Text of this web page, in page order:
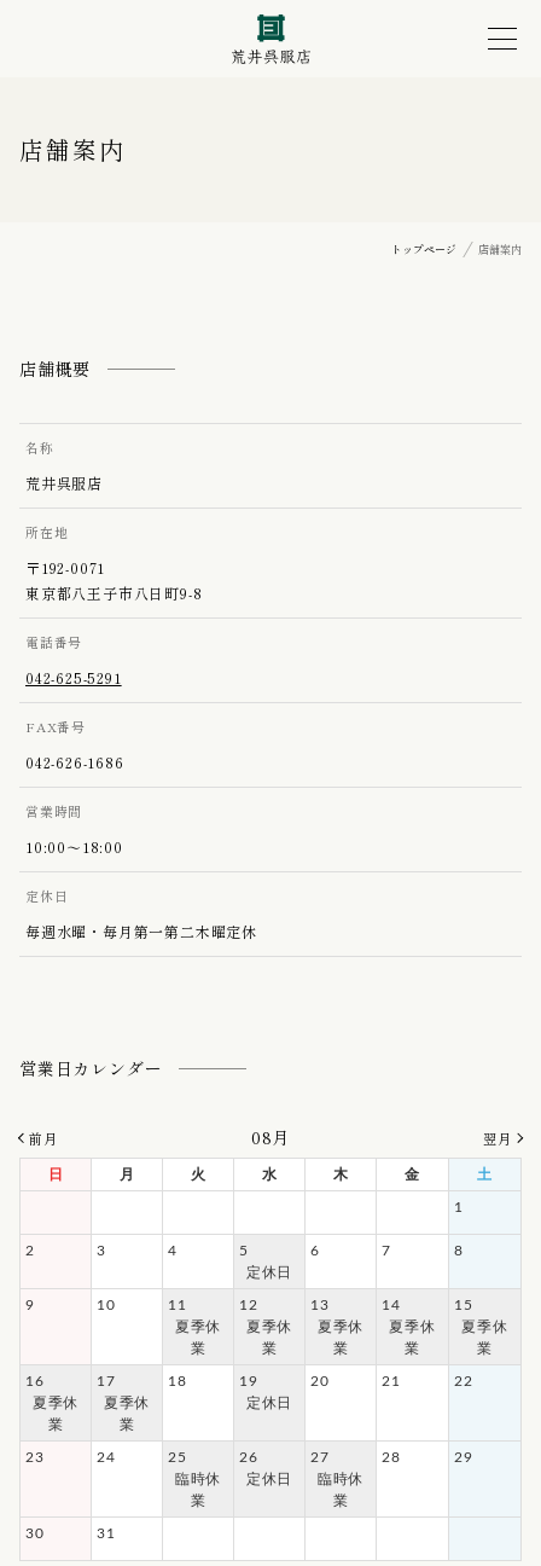
店舗案内
トップページ 店舗案内
店舗概要
名称
荒井呉服店
所在地
〒192-0071
東京都八王子市八日町9-8
電話番号
042-625-5291
FAX番号
042-626-1686
営業時間
10:00〜18:00
定休日
毎週水曜・毎月第一第二木曜定休
営業日カレンダー
前月 08月 翌月
日 月 火 水 木 金 土
1
2 3 4
5
定休日
6 7 8
9 10
11
夏季休
業
12
夏季休
業
13
夏季休
業
14
夏季休
業
15
夏季休
業
16
夏季休
業
17
夏季休
業
18
19
定休日
20 21 22
23 24
25
臨時休
業
26
定休日
27
臨時休
業
28 29
30 31